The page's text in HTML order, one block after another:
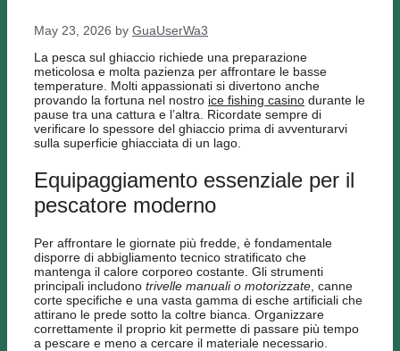
May 23, 2026 by GuaUserWa3
La pesca sul ghiaccio richiede una preparazione
meticolosa e molta pazienza per affrontare le basse
temperature. Molti appassionati si divertono anche
provando la fortuna nel nostro ice fishing casino durante le
pause tra una cattura e l’altra. Ricordate sempre di
verificare lo spessore del ghiaccio prima di avventurarvi
sulla superficie ghiacciata di un lago.
Equipaggiamento essenziale per il
pescatore moderno
Per affrontare le giornate più fredde, è fondamentale
disporre di abbigliamento tecnico stratificato che
mantenga il calore corporeo costante. Gli strumenti
principali includono trivelle manuali o motorizzate , canne
corte specifiche e una vasta gamma di esche artificiali che
attirano le prede sotto la coltre bianca. Organizzare
correttamente il proprio kit permette di passare più tempo
a pescare e meno a cercare il materiale necessario.